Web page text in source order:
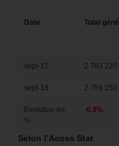
Date Total
sept-17 2 783 220
sept-18 2 759 250
Évolution en
%
-0,9%
Selon l’Acoss Stat